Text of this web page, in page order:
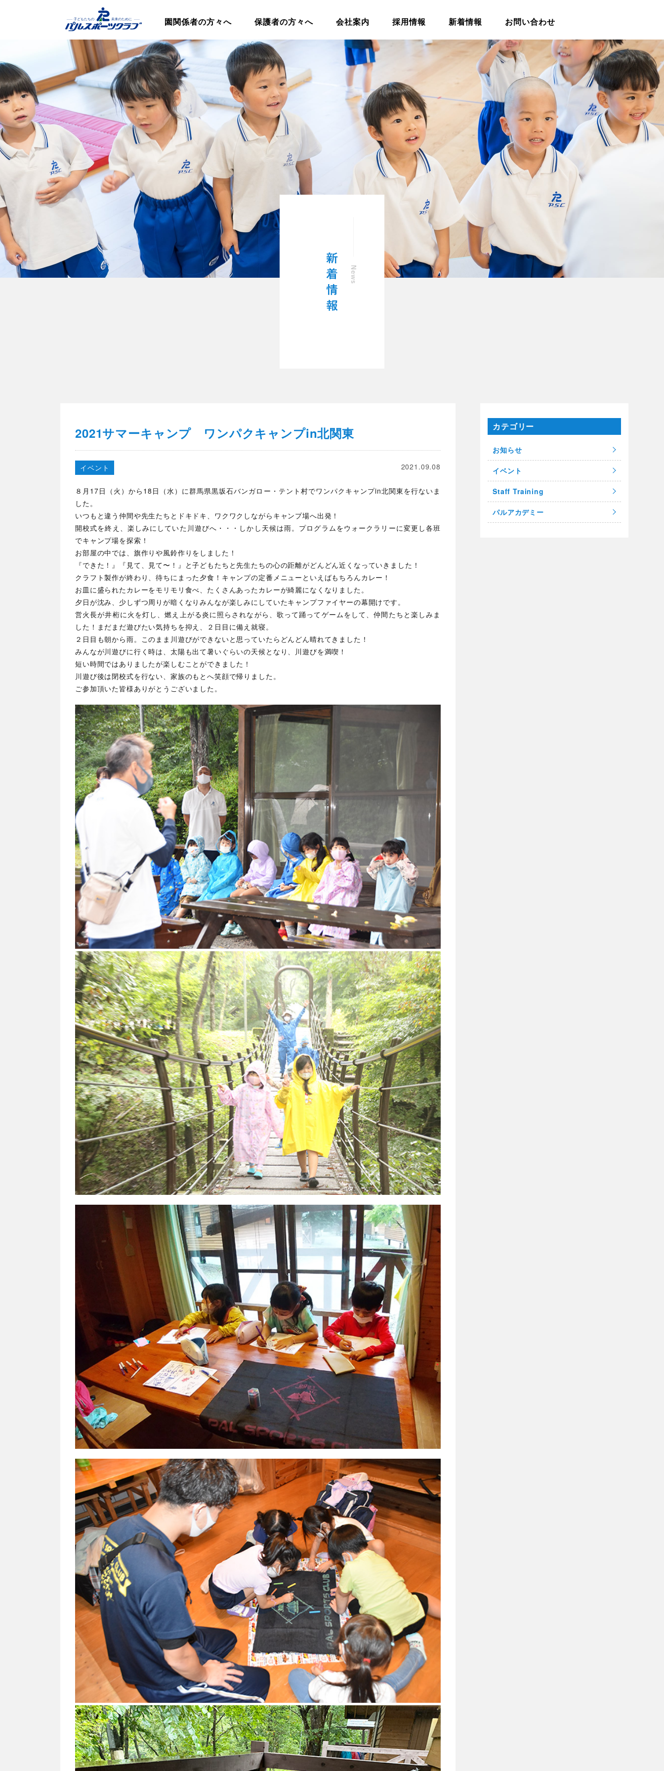
園関係者の方々へ 保護者の方々へ 会社案内 採用情報 新着情報 お問い合わせ
2021サマーキャンプ ワンパクキャンプin北関東
2021.09.08
イベント
８月17日（火）から18日（水）に群馬県黒坂石バンガロー・テント村でワンパクキャンプin北関東を行ないま
した。
いつもと違う仲間や先生たちとドキドキ、ワクワクしながらキャンプ場へ出発！
開校式を終え、楽しみにしていた川遊びへ・・・しかし天候は雨。プログラムをウォークラリーに変更し各班
でキャンプ場を探索！
お部屋の中では、旗作りや風鈴作りをしました！
『できた！』『見て、見て〜！』と子どもたちと先生たちの心の距離がどんどん近くなっていきました！
クラフト製作が終わり、待ちにまった夕食！キャンプの定番メニューといえばもちろんカレー！
お皿に盛られたカレーをモリモリ食べ、たくさんあったカレーが綺麗になくなりました。
夕日が沈み、少しずつ周りが暗くなりみんなが楽しみにしていたキャンプファイヤーの幕開けです。
営火長が井桁に火を灯し、燃え上がる炎に照らされながら、歌って踊ってゲームをして、仲間たちと楽しみま
した！まだまだ遊びたい気持ちを抑え、２日目に備え就寝。
２日目も朝から雨。このまま川遊びができないと思っていたらどんどん晴れてきました！
みんなが川遊びに行く時は、太陽も出て暑いぐらいの天候となり、川遊びを満喫！
短い時間ではありましたが楽しむことができました！
川遊び後は閉校式を行ない、家族のもとへ笑顔で帰りました。
ご参加頂いた皆様ありがとうございました。
カテゴリー
お知らせ
イベント
Staff Training
パルアカデミー